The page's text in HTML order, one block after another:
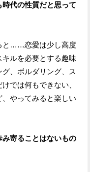
代の性質だと思って
と……恋愛は少し高度
ルを必要とする趣味
、ボルダリング、ス
では何もできない、
やってみると楽しい
寄ることはないもの